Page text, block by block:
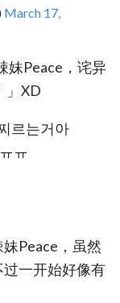
March 17,
妹Peace，诧异
」XD
르는거아
ㅠ
Peace，虽然
一开始好像有